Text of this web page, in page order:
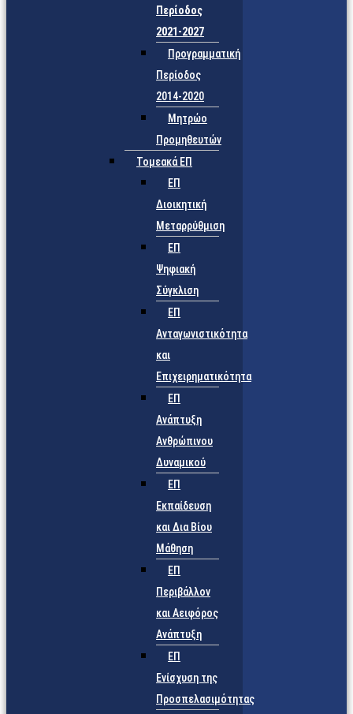
Περίοδος
2021-2027
Προγραμματική
Περίοδος
2014-2020
Μητρώο
Προμηθευτών
Τομεακά ΕΠ
ΕΠ
Διοικητική
Μεταρρύθμιση
ΕΠ
Ψηφιακή
Σύγκλιση
ΕΠ
Ανταγωνιστικότητα
και
Επιχειρηματικότητα
ΕΠ
Ανάπτυξη
Ανθρώπινου
Δυναμικού
ΕΠ
Εκπαίδευση
και Δια Βίου
Μάθηση
ΕΠ
Περιβάλλον
και Αειφόρος
Ανάπτυξη
ΕΠ
Ενίσχυση της
Προσπελασιμότητας